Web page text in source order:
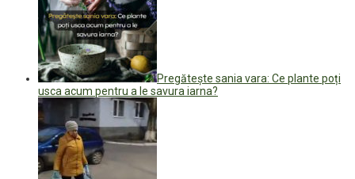
Pregătește sania vara: Ce plante poți
usca acum pentru a le savura iarna?